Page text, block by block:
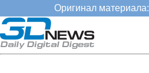
Оригинал материала: